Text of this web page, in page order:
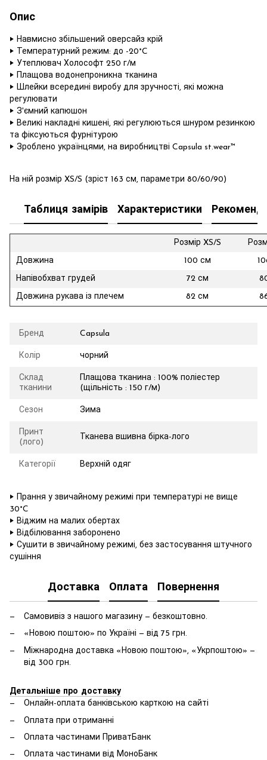
Опис
‣ Навмисно збільшений оверсайз крій
‣ Температурний режим: до -20°C
‣ Утеплювач Холософт 250 г/м
‣ Плащова водонепроникна тканина
‣ Шлейки всередині виробу для зручності, які можна
регулювати
‣ З'ємний капюшон
‣ Великі накладні кишені, які регулюються шнуром резинкою
та фіксуються фурнітурою
‣ Зроблено українцями, на виробництві Capsula st.wear™
На ній розмір XS/S (зріст 163 см, параметри 80/60/90)
Таблиця замірів Характеристики
Розмір XS/S
Довжина
100 см
Напівобхват грудей
72 см
Довжина рукава із плечем
82 см
Бренд Capsula
Колір чорний
Склад
тканини
Плащова тканина : 100% поліестер
(щільність : 150 г/м)
Сезон Зима
Принт
(лого)
Тканева вшивна бірка-лого
Категорії Верхній одяг
‣ Прання у звичайному режимі при температурі не вище
30°C
‣ Віджим на малих обертах
‣ Відбілювання заборонено
‣ Сушити в звичайному режимі, без застосування штучного
сушіння
Доставка Оплата Повернення
Самовивіз з нашого магазину — безкоштовно.
«Новою поштою» по Україні — від 75 грн.
Міжнародна доставка «Новою поштою», «Укрпоштою» —
від 300 грн.
Детальніше про доставку
Онлайн-оплата банківською карткою на сайті
Оплата при отриманні
Оплата частинами ПриватБанк
Оплата частинами від МоноБанк